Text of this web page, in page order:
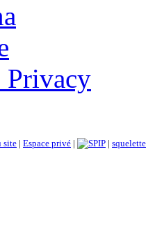
site | Espace privé | | squelette